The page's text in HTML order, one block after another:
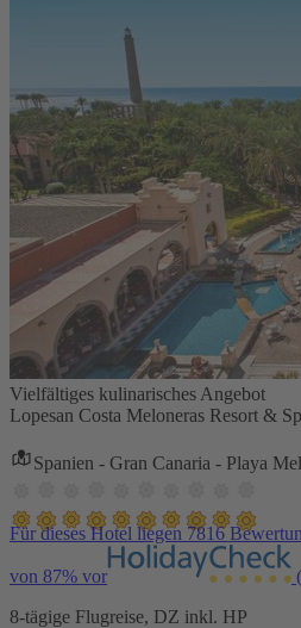
Vielfältiges kulinarisches Angebot
Lopesan Costa Meloneras Resort &
Spanien - Gran Canaria - Playa
Für dieses Hotel liegen 7816
von 87% vor
8-tägige Flugreise, DZ inkl. HP